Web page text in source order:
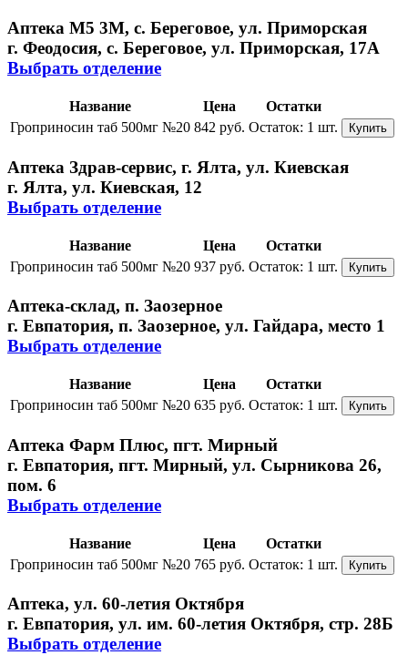
Аптека М5 3М, с. Береговое, ул. Приморская
г. Феодосия, с. Береговое, ул. Приморская, 17А
Выбрать отделение
Название Цена
Остатки
Гроприносин таб 500мг №20 842 руб. Остаток: 1 шт. Купить
Аптека Здрав-сервис, г. Ялта, ул. Киевская
г. Ялта, ул. Киевская, 12
Выбрать отделение
Название Цена
Остатки
Гроприносин таб 500мг №20 937 руб. Остаток: 1 шт. Купить
Аптека-склад, п. Заозерное
г. Евпатория, п. Заозерное, ул. Гайдара, место 1
Выбрать отделение
Название Цена
Остатки
Гроприносин таб 500мг №20 635 руб. Остаток: 1 шт. Купить
Аптека Фарм Плюс, пгт. Мирный
г. Евпатория, пгт. Мирный, ул. Сырникова 26,
пом. 6
Выбрать отделение
Название Цена
Остатки
Гроприносин таб 500мг №20 765 руб. Остаток: 1 шт. Купить
Аптека, ул. 60-летия Октября
г. Евпатория, ул. им. 60-летия Октября, стр. 28Б
Выбрать отделение